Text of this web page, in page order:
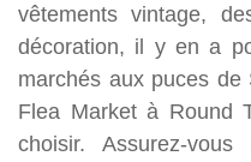
vêtements vintage,
décoration, il y en a
marchés aux puces de
Flea Market à Round
choisir. Assurez-